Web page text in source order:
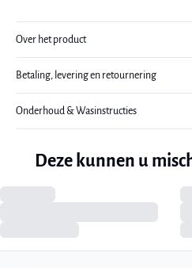
Over het product
Betaling, levering en retournering
Onderhoud & Wasinstructies
Deze kunnen u